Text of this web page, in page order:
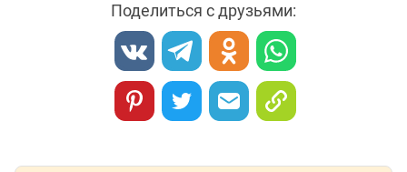
Поделиться с друзьями: